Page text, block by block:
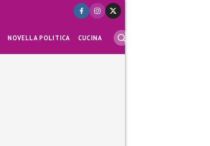
NOVELLA POLITICA CUCINA